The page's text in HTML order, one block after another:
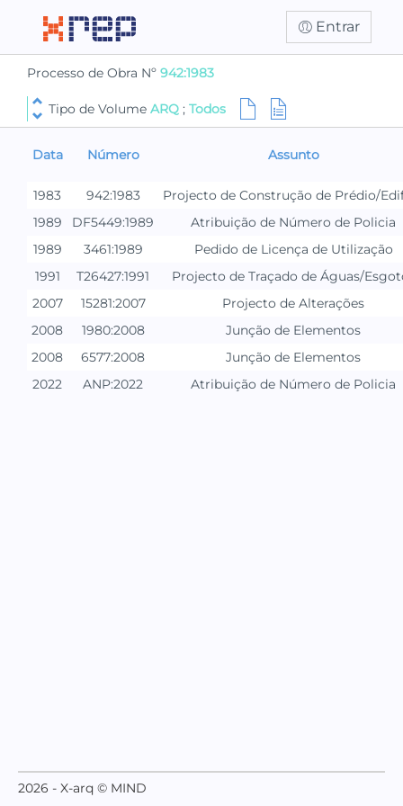
Entrar
Processo de Obra Nº 942:1983
Tipo de Volume ARQ ; Todos
Data Número Assunto
1983
942:1983
1989
DF5449:1989
Atribuição de Número de Policia
1989
3461:1989
Pedido de Licença de Utilização
1991
T26427:1991
Projecto de Traçado de Águas/
2007
15281:2007
Projecto de Alterações
2008
1980:2008
Junção de Elementos
2008
6577:2008
Junção de Elementos
2022
ANP:2022 Atribuição de Número de Policia
2026 - X-arq © MIND